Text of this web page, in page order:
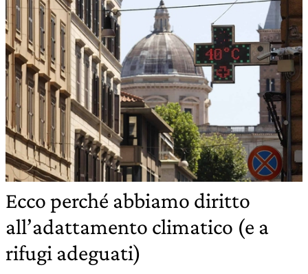
Ecco perché abbiamo diritto
all’adattamento climatico (e a
rifugi adeguati)